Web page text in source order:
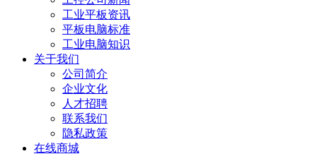
工业平板资讯
平板电脑标准
工业电脑知识
关于我们
公司简介
企业文化
人才招聘
联系我们
隐私政策
在线商城